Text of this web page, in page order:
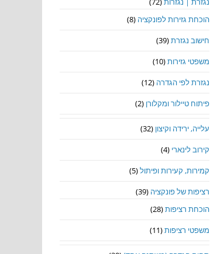
הוכחת גזירות לפונקציה (8)
חישוב נגזרת(39)
משפטי גזירות(10)
נגזרת לפי הגדרה (12)
פיתוח טיילור ומקלורן (2)
עלייה, ירידה וקיצון (32)
קירוב לינארי (4)
קמירות, קעירות ופיתול(5)
רציפות של פונקציה (39)
הוכחת רציפות(28)
משפטי רציפות(11)